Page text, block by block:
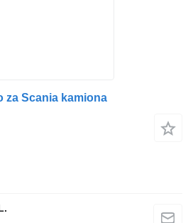
Scania kamiona